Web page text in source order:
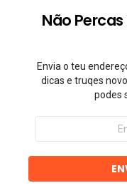
Não
Envia o teu
dicas e truqes
podes
Endereço
email